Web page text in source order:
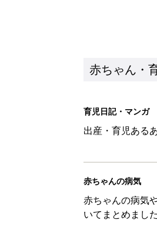
赤ちゃん・
育児日記・マンガ
出産・育児ある
赤ちゃんの病気
赤ちゃんの病気
いてまとめました